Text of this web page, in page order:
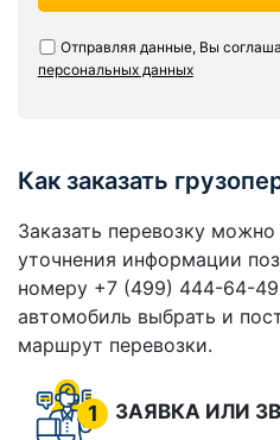
Отправляя данные, Вы
персональных данных
Как заказать
Заказать перевозку
уточнения информации
номеру +7 (499) 444-64-
автомобиль выбрать и
маршрут перевозки.
1 ЗАЯВКА ИЛИ